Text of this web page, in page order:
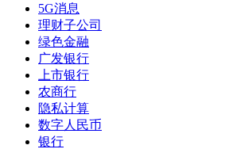
5G消息
理财子公司
绿色金融
广发银行
上市银行
农商行
隐私计算
数字人民币
银行